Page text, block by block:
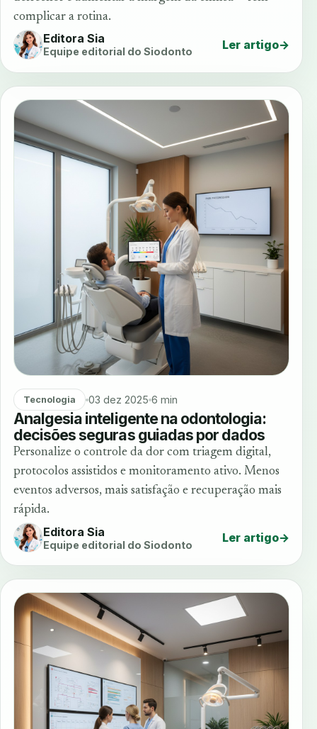
complicar a rotina.
Editora Sia
Equipe editorial do Siodonto Ler artigo→
Tecnologia 03 dez 2025 6 min
Analgesia inteligente na odontologia:
decisões seguras guiadas por dados
Personalize o controle da dor com triagem digital,
protocolos assistidos e monitoramento ativo. Menos
eventos adversos, mais satisfação e recuperação mais
rápida.
Editora Sia
Equipe editorial do Siodonto Ler artigo→